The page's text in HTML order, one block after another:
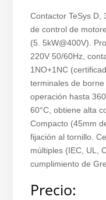
Contactor TeSys D,
de control de
(5. 5kW@400V).
220V 50/60Hz,
1NO+1NC
terminales de
operación hasta
60°C, obtiene alta
Compacto (45mm
fijación al tornillo.
múltiples (IEC, UL,
cumplimiento de
Precio: